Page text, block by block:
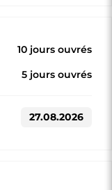
10 jours ouvrés
5 jours ouvrés
27.08.2026